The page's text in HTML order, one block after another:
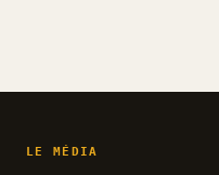
LE MÉDIA